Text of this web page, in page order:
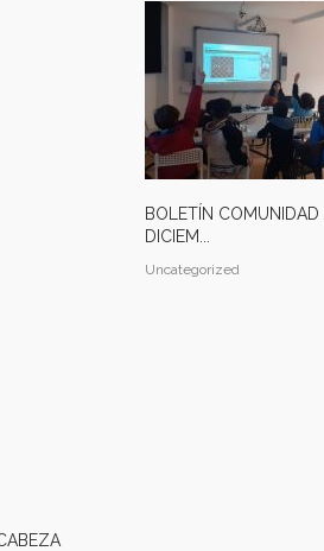
BOLETÍN
DICIEM...
Uncategorized